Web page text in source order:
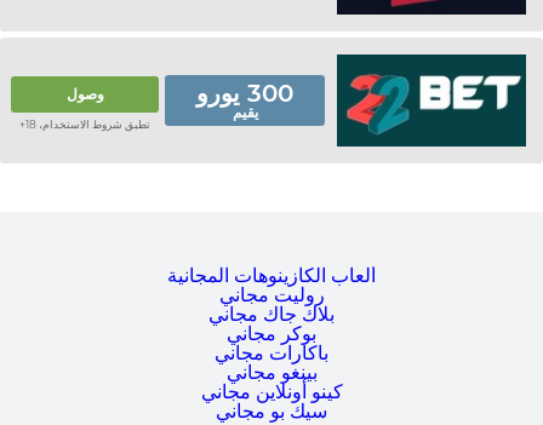
300 يورو
يقيم
وصول
تطبق شروط الاستخدام، 18+
ألعاب الكازينوهات المجانية
روليت مجاني
بلاك جاك مجاني
بوكر مجاني
باكارات مجاني
بينغو مجاني
كينو أونلاين مجاني
سيك بو مجاني